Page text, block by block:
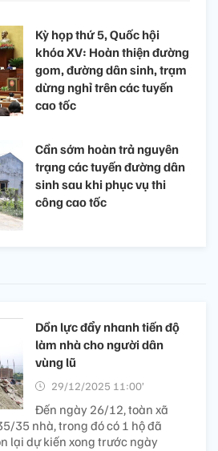
Kỳ họp thứ 5, Quốc hội
khóa XV: Hoàn thiện đường
gom, đường dân sinh, trạm
dừng nghỉ trên các tuyến
cao tốc
Cần sớm hoàn trả nguyên
trạng các tuyến đường dân
sinh sau khi phục vụ thi
công cao tốc
Dồn lực đẩy nhanh tiến độ
làm nhà cho người dân
vùng lũ
29/12/2025 11:00’
Đến ngày 26/12, toàn xã
35 nhà, trong đó có 1 hộ đã
lại dự kiến xong trước ngày